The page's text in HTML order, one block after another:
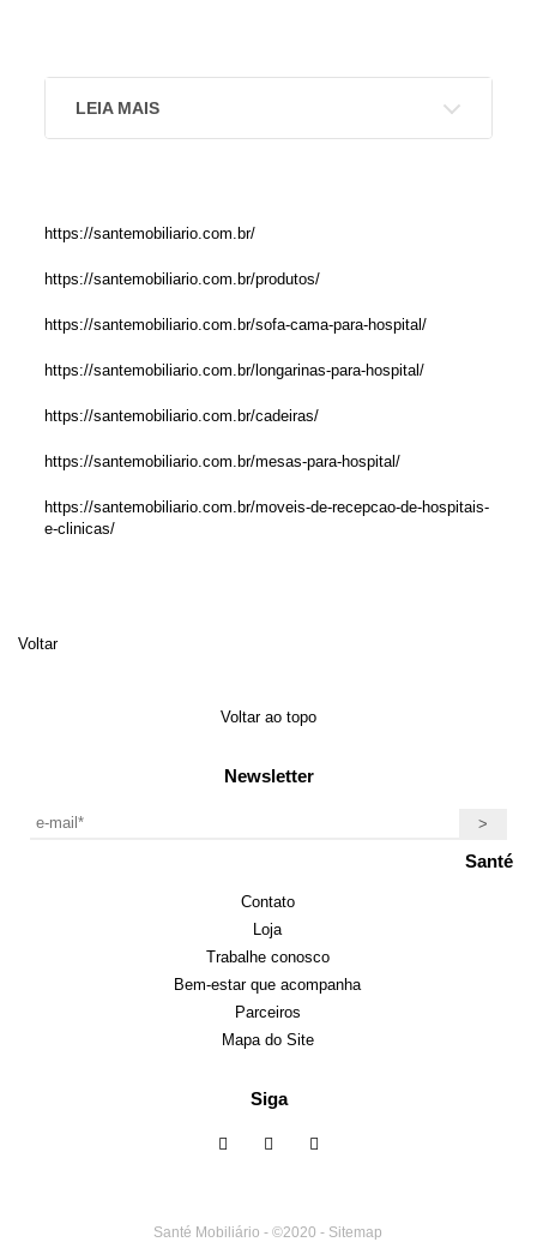
LEIA MAIS
https://santemobiliario.com.br/
https://santemobiliario.com.br/produtos/
https://santemobiliario.com.br/sofa-cama-para-hospital/
https://santemobiliario.com.br/longarinas-para-hospital/
https://santemobiliario.com.br/cadeiras/
https://santemobiliario.com.br/mesas-para-hospital/
https://santemobiliario.com.br/moveis-de-recepcao-de-hospitais-
e-clinicas/
Voltar
Voltar ao topo
Newsletter
Santé
Contato
Loja
Trabalhe conosco
Bem-estar que acompanha
Parceiros
Mapa do Site
Siga
Santé Mobiliário - ©2020 - Sitemap